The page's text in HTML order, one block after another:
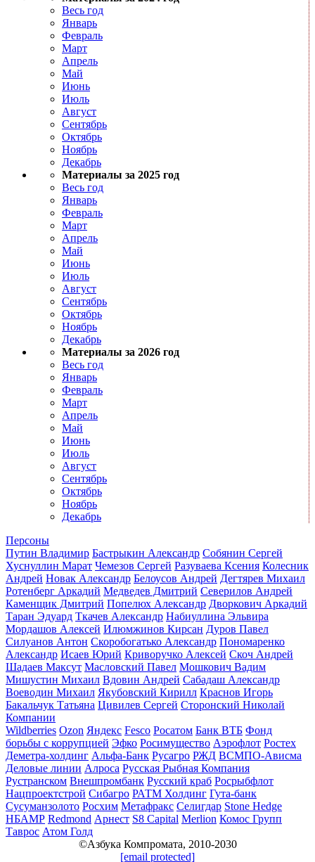
Весь год
Январь
Февраль
Март
Апрель
Май
Июнь
Июль
Август
Сентябрь
Октябрь
Ноябрь
Декабрь
Материалы за 2025 год
Весь год
Январь
Февраль
Март
Апрель
Май
Июнь
Июль
Август
Сентябрь
Октябрь
Ноябрь
Декабрь
Материалы за 2026 год
Весь год
Январь
Февраль
Март
Апрель
Май
Июнь
Июль
Август
Сентябрь
Октябрь
Ноябрь
Декабрь
Персоны
Путин Владимир Бастрыкин Александр Собянин Сергей
Хуснуллин Марат Чемезов Сергей Разуваева Ксения Колесник
Андрей Новак Александр Белоусов Андрей Дегтярев Михаил
Ротенберг Аркадий Медведев Дмитрий Северилов Андрей
Каменщик Дмитрий Попелюх Александр Дворкович Аркадий
Таран Эдуард Ткачев Александр Набиуллина Эльвира
Мордашов Алексей Илюмжинов Кирсан Дуров Павел
Силуанов Антон Скоробогатько Александр Пономаренко
Александр Исаев Юрий Криворучко Алексей Скоч Андрей
Шадаев Максут Масловский Павел Мошкович Вадим
Мишустин Михаил Вдовин Андрей Сабадаш Александр
Воеводин Михаил Якубовский Кирилл Краснов Игорь
Бакальчук Татьяна Цивилев Сергей Сторонский Николай
Компании
Wildberries Ozon Яндекс Fesco Росатом Банк ВТБ Фонд
борьбы с коррупцией Эфко Росимущество Аэрофлот Ростех
Деметра-холдинг Альфа-Банк Русагро РЖД ВСМПО-Ависма
Деловые линии Алроса Русская Рыбная Компания
Рустранском Внешпромбанк Русский краб Росрыбфлот
Нацпроектстрой Сибагро РАТМ Холдинг Гута-банк
Сусуманзолото Росхим Метафракс Селигдар Stone Hedge
НБАМР Redmond Арнест S8 Capital Merlion Комос Групп
Таврос Атом Голд
©Азбука Компромата, 2010-2030
[email protected]